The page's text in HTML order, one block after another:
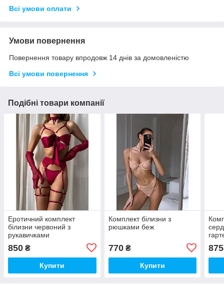
Всі умови оплати
Умови повернення
Повернення товару впродовж 14 днів за домовленістю
Всі умови повернення
Подібні товари компанії
Еротичний комплект
білизни червоний з
рукавичками
850 ₴
Купити
Комплект білизни з
рюшками беж
770₴
Купити
875